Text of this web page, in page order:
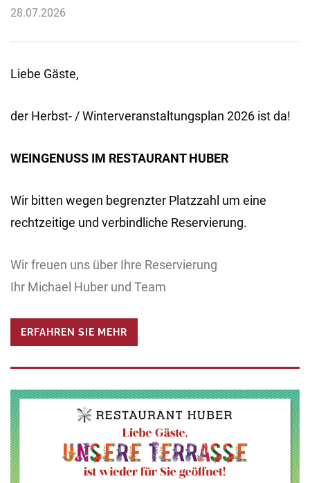
28.07.2026
Liebe Gäste,
der Herbst- / Winterveranstaltungsplan 2026 ist da!
WEINGENUSS IM RESTAURANT HUBER
Wir bitten wegen begrenzter Platzzahl um eine
rechtzeitige und verbindliche Reservierung.
Wir freuen uns über Ihre Reservierung
Ihr Michael Huber und Team
ERFAHREN SIE MEHR